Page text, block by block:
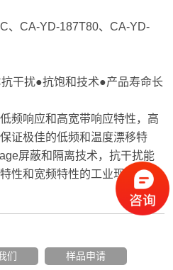
、CA-YD-187T80、CA-YD-
干扰●抗饱和技术●产品寿命长
频响应和高宽带响应特性，高
证极佳的低频和温度漂移特
屏蔽和隔离技术，抗干扰能
性和宽频特性的工业现场长期
们 样品申请